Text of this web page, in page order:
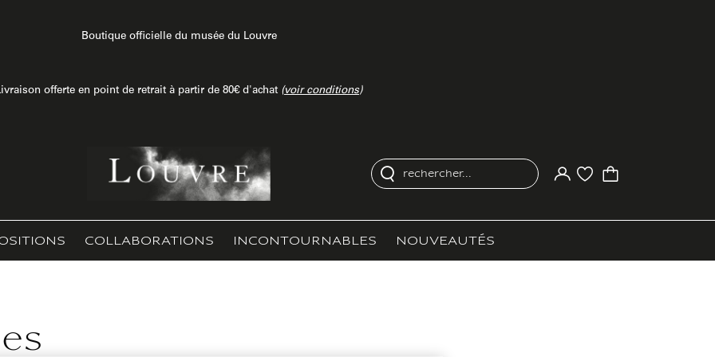
Boutique officielle du musée du Louvre
offerte en point de retrait à partir de 80€ d'achat (voir conditions)
rechercher...
Votre compte
Liste d'achat
COLLABORATIONS INCONTOURNABLES NOUVEAUTÉS